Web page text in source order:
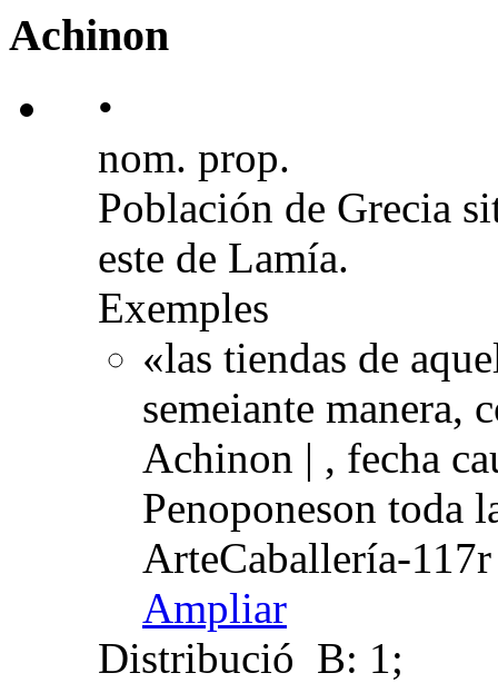
Achinon
•
nom. prop.
Población de Grecia
este de Lamía.
Exemples
«las tiendas de
semeiante manera,
Achinon | , fecha
Penoponeson toda
ArteCaballería-
Ampliar
Distribució B: 1;